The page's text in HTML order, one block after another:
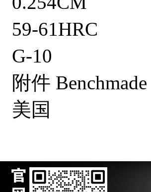
59-61HRC
G-10
附件
美国